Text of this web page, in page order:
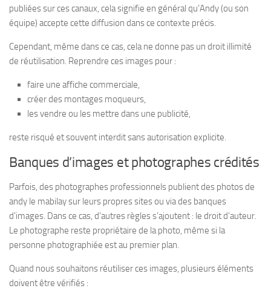
publiées sur ces canaux, cela signifie en général qu’Andy (ou son
équipe) accepte cette diffusion dans ce contexte précis.
Cependant, même dans ce cas, cela ne donne pas un droit illimité
de réutilisation. Reprendre ces images pour :
faire une affiche commerciale,
créer des montages moqueurs,
les vendre ou les mettre dans une publicité,
reste risqué et souvent interdit sans autorisation explicite.
Banques d’images et photographes crédités
Parfois, des photographes professionnels publient des photos de
andy le mabilay sur leurs propres sites ou via des banques
d’images. Dans ce cas, d’autres règles s’ajoutent : le droit d’auteur.
Le photographe reste propriétaire de la photo, même si la
personne photographiée est au premier plan.
Quand nous souhaitons réutiliser ces images, plusieurs éléments
doivent être vérifiés :